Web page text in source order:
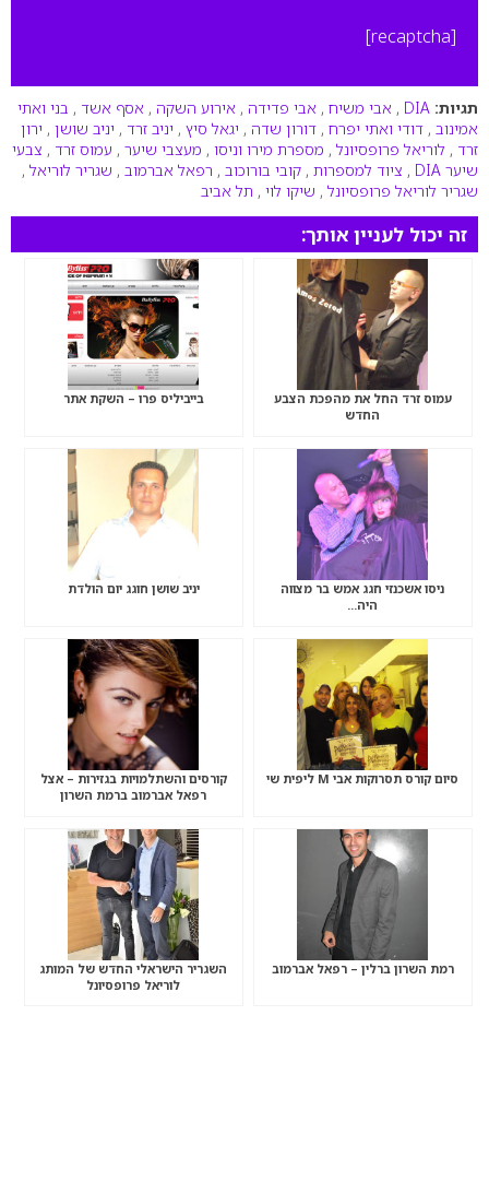
[recaptcha]
תגיות: DIA
, אבי משיח , אבי פדידה , אירוע השקה , אסף אשד , בני ואתי
אמינוב , דודי ואתי יפרח , דורון שדה , יגאל סיץ , יניב זרד , יניב שושן , ירון
זרד , לוריאל פרופסיונל , מספרת מירו וניסו , מעצבי שיער , עמוס זרד , צבעי
שיער DIA
, ציוד למספרות , קובי בורוכוב , רפאל אברמוב , שגריר לוריאל ,
שגריר לוריאל פרופסיונל , שיקו לוי , תל אביב
זה יכול לעניין אותך:
עמוס זרד החל את מהפכת הצבע
החדש
בייביליס פרו – השקת אתר
ניסו אשכנזי חגג אמש בר מצווה
היה…
יניב שושן חוגג יום הולדת
סיום קורס תסרוקות אבי M ליפית שי
קורסים והשתלמויות בגזירות – אצל
רפאל אברמוב ברמת השרון
רמת השרון ברלין – רפאל אברמוב
השגריר הישראלי החדש של המותג
לוריאל פרופסיונל